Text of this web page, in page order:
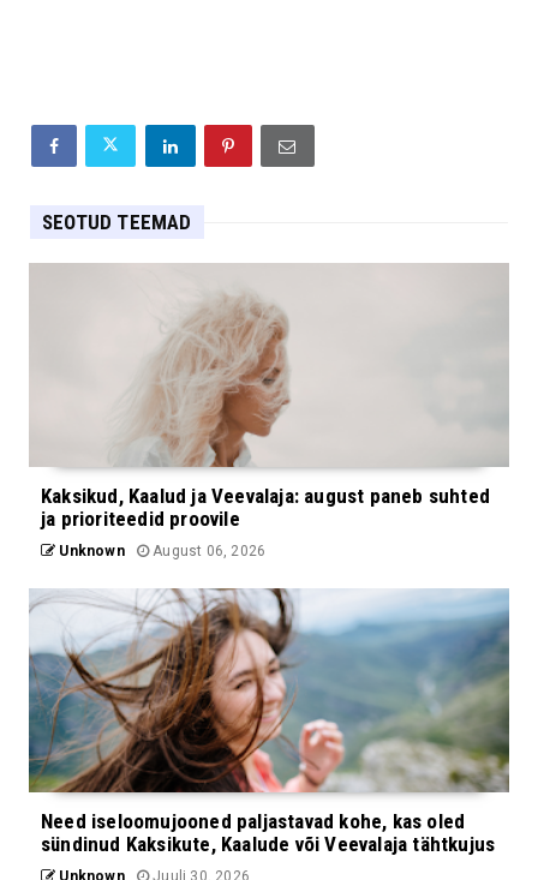
SEOTUD TEEMAD
Kaksikud, Kaalud ja Veevalaja: august paneb suhted
ja prioriteedid proovile
Unknown August 06, 2026
Need iseloomujooned paljastavad kohe, kas oled
sündinud Kaksikute, Kaalude või Veevalaja tähtkujus
Unknown Juuli 30, 2026